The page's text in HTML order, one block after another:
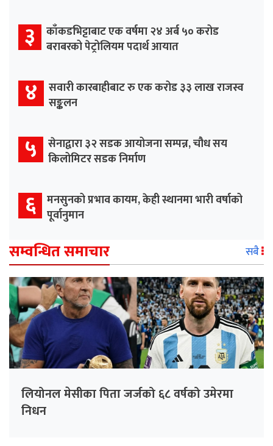
३ काँकडभिट्टाबाट एक वर्षमा २४ अर्ब ५० करोड
बराबरको पेट्रोलियम पदार्थ आयात
४ सवारी कारबाहीबाट रु एक करोड ३३ लाख राजस्व
सङ्कलन
५ सेनाद्वारा ३२ सडक आयोजना सम्पन्न, चौध सय
किलोमिटर सडक निर्माण
६ मनसुनको प्रभाव कायम, केही स्थानमा भारी वर्षाको
पूर्वानुमान
सम्वन्धित समाचार सबै
लियोनल मेसीका पिता जर्जको ६८ वर्षको उमेरमा
निधन